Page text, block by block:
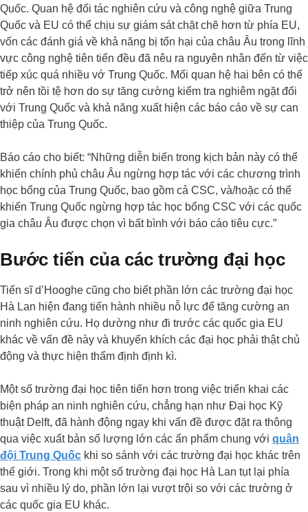
Quốc. Quan hệ đối tác nghiên cứu và công nghệ giữa Trung
Quốc và EU có thể chịu sự giám sát chặt chẽ hơn từ phía EU,
vốn các đánh giá về khả năng bị tổn hại của châu Âu trong lĩnh
vực công nghệ tiên tiến đều đã nêu ra nguyên nhân đến từ việc
tiếp xúc quá nhiều vớ Trung Quốc. Mối quan hệ hai bên có thể
trở nên tồi tệ hơn do sự tăng cường kiểm tra nghiêm ngặt đối
với Trung Quốc và khả năng xuất hiện các báo cáo về sự can
thiệp của Trung Quốc.
Báo cáo cho biết: “Những diễn biến trong kịch bản này có thể
khiến chính phủ châu Âu ngừng hợp tác với các chương trình
học bổng của Trung Quốc, bao gồm cả CSC, và/hoặc có thể
khiến Trung Quốc ngừng hợp tác học bổng CSC với các quốc
gia châu Âu được chọn vì bất bình với báo cáo tiêu cực.”
Bước tiến của các trường đại học
Tiến sĩ d’Hooghe cũng cho biết phần lớn các trường đại học
Hà Lan hiện đang tiến hành nhiều nỗ lực để tăng cường an
ninh nghiên cứu. Họ dường như đi trước các quốc gia EU
khác về vấn đề này và khuyến khích các đại học phải thật chủ
động và thực hiện thẩm định định kì.
Một số trường đại học tiên tiến hơn trong việc triển khai các
biện pháp an ninh nghiên cứu, chẳng hạn như Đại học Kỹ
thuật Delft, đã hành động ngay khi vấn đề được đặt ra thông
qua việc xuất bản số lượng lớn các ấn phẩm chung với quân
đội Trung Quốc khi so sánh với các trường đại học khác trên
thế giới. Trong khi một số trường đại học Hà Lan tụt lại phía
sau vì nhiều lý do, phần lớn lại vượt trội so với các trường ở
các quốc gia EU khác.